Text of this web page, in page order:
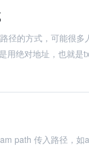
径的方式，可能很
用绝对地址，也就是